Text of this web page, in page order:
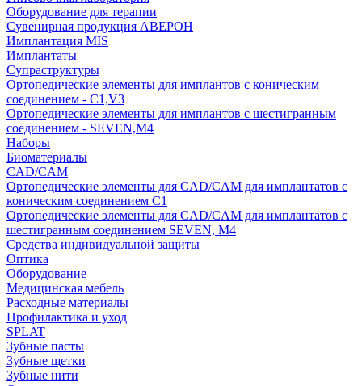
Оборудование для терапии
Сувенирная продукция АВЕРОН
Имплантация MIS
Имплантаты
Супраструктуры
Ортопедические элементы для имплантов с коническим
соединением - C1,V3
Ортопедические элементы для имплантов с шестигранным
соединением - SEVEN,M4
Наборы
Биоматериалы
CAD/CAM
Ортопедические элементы для CAD/CAM для имплантатов с
коническим соединением С1
Ортопедические элементы для CAD/CAM для имплантатов с
шестигранным соединением SEVEN, М4
Средства индивидуальной защиты
Оптика
Оборудование
Медицинская мебель
Расходные материалы
Профилактика и уход
SPLAT
Зубные пасты
Зубные щетки
Зубные нити